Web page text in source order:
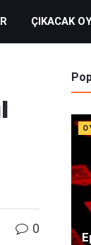
ÇIKACAK
0